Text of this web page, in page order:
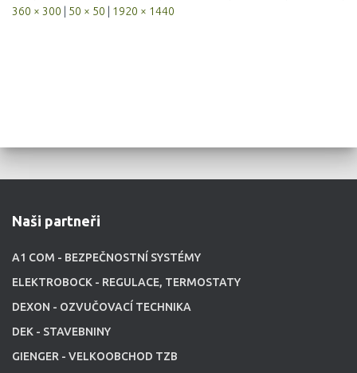
360 × 300 | 50 × 50 | 1920 × 1440
Naši partneři
A1 COM - BEZPEČNOSTNÍ SYSTÉMY
ELEKTROBOCK - REGULACE, TERMOSTATY
DEXON - OZVUČOVACÍ TECHNIKA
DEK - STAVEBNINY
GIENGER - VELKOOBCHOD TZB